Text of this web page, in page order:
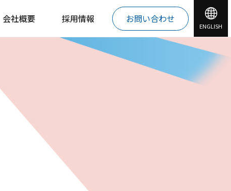
会社概要 採用情報 お問い合わせ
ENGLISH